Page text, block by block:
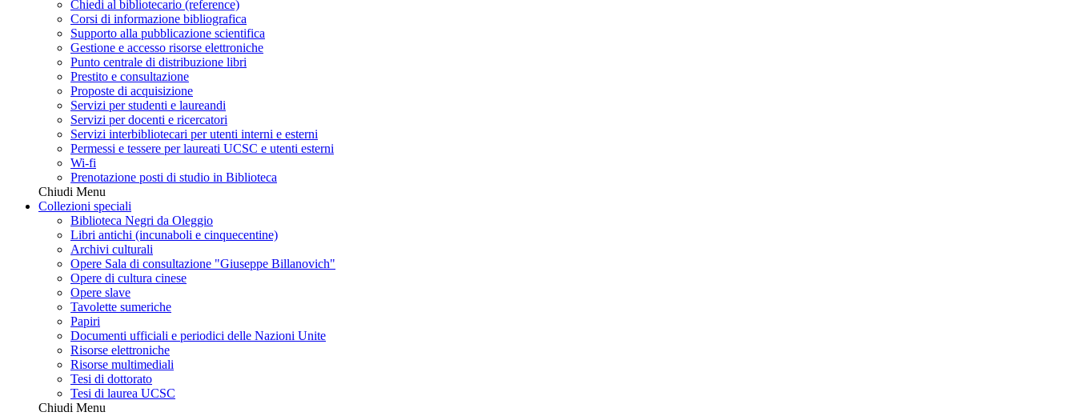
Chiedi al bibliotecario (reference)
Corsi di informazione bibliografica
Supporto alla pubblicazione scientifica
Gestione e accesso risorse elettroniche
Punto centrale di distribuzione libri
Prestito e consultazione
Proposte di acquisizione
Servizi per studenti e laureandi
Servizi per docenti e ricercatori
Servizi interbibliotecari per utenti interni e esterni
Permessi e tessere per laureati UCSC e utenti esterni
Wi-fi
Prenotazione posti di studio in Biblioteca
Chiudi Menu
Collezioni speciali
Biblioteca Negri da Oleggio
Libri antichi (incunaboli e cinquecentine)
Archivi culturali
Opere Sala di consultazione "Giuseppe Billanovich"
Opere di cultura cinese
Opere slave
Tavolette sumeriche
Papiri
Documenti ufficiali e periodici delle Nazioni Unite
Risorse elettroniche
Risorse multimediali
Tesi di dottorato
Tesi di laurea UCSC
Chiudi Menu